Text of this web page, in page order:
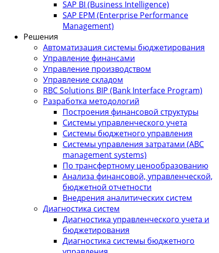
SAP BI (Business Intelligence)
SAP EPM (Enterprise Performance
Management)
Решения
Автоматизация системы бюджетирования
Управление финансами
Управление производством
Управление складом
RBC Solutions BIP (Bank Interface Program)
Разработка методологий
Построения финансовой структуры
Системы управленческого учета
Системы бюджетного управления
Системы управления затратами (АBC
management systems)
По трансфертному ценообразованию
Анализа финансовой, управленческой,
бюджетной отчетности
Внедрения аналитических систем
Диагностика систем
Диагностика управленческого учета и
бюджетирования
Диагностика системы бюджетного